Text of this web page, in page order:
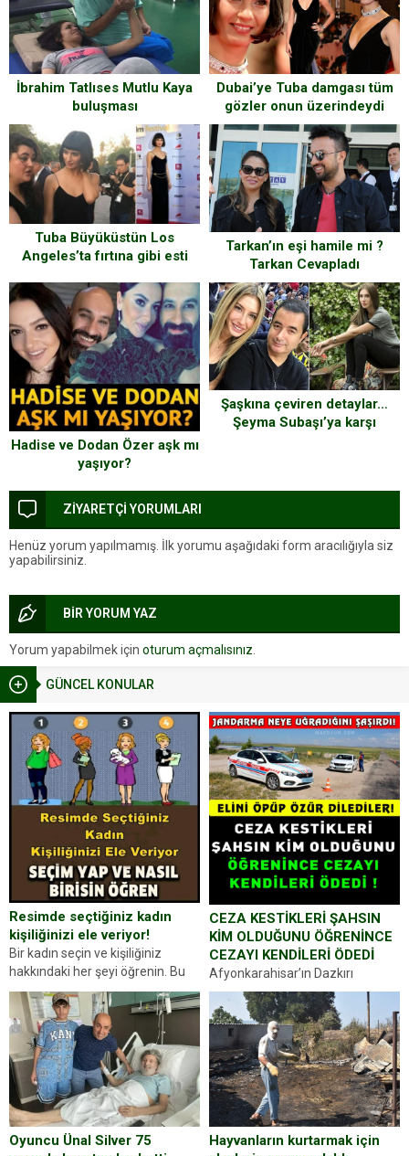
GÜNCEL KONULAR
Resimde seçtiğiniz kadın
kişiliğinizi ele veriyor!
Bir kadın seçin ve kişiliğiniz
hakkındaki her şeyi öğrenin. Bu
kez karşınıza oldukça farklı bir
kişilik testiyle çıkıyoruz. Resimde
gördüğünüz kadın figürlerinden
dikkatinizi en...
CEZA KESTİKLERİ ŞAHSIN
KİM OLDUĞUNU ÖĞRENİNCE
CEZAYI KENDİLERİ ÖDEDİ
Afyonkarahisar’ın Dazkırı
ilçesinde trafik uygulaması
yapan jandarma ekipleri
durdurdukları bir otomobilin
sürücüsünden ehliyet ve ruhsat
sorup belgelerini istedi. Sürücü
Abdurrahman Ö.nün verdiği
evraklarda eksik olduğunu...
Oyuncu Ünal Silver 75
Hayvanların kurtarmak için
İbrahim Tatlıses Mutlu Kaya
buluşması
Dubai’ye Tuba damgası tüm
gözler onun üzerindeydi
Tuba Büyüküstün Los
Angeles’ta fırtına gibi esti
Tarkan’ın eşi hamile mi ?
Tarkan Cevapladı
Hadise ve Dodan Özer aşk mı
yaşıyor?
Şaşkına çeviren detaylar…
Şeyma Subaşı’ya karşı
ZİYARETÇİ YORUMLARI
Henüz yorum yapılmamış. İlk yorumu aşağıdaki form aracılığıyla siz
yapabilirsiniz.
BİR YORUM YAZ
Yorum yapabilmek için oturum açmalısınız